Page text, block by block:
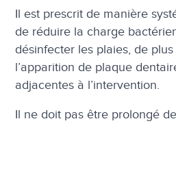
Il est prescrit de manière
de réduire la charge
désinfecter les plaies, de
l’apparition de plaque
adjacentes à l’intervention.
Il ne doit pas être prolongé